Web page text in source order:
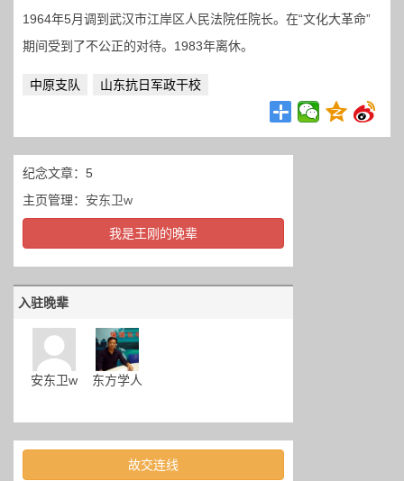
1964年5月调到武汉市江岸区人民法院任院长。在“文化大革命”
期间受到了不公正的对待。1983年离休。
中原支队 山东抗日军政干校
纪念文章：5
主页管理： 安东卫w
我是王刚的晚辈
入驻晚辈
安东卫w 东方学人
故交连线